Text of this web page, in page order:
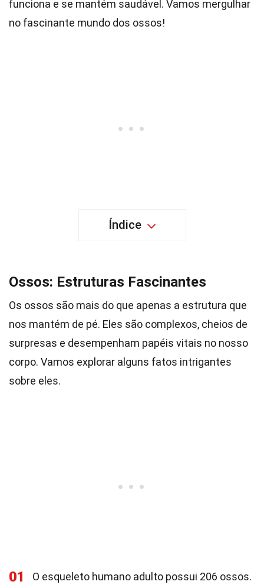
funciona e se mantém saudável. Vamos mergulhar
no fascinante mundo dos ossos!
Índice
Ossos: Estruturas Fascinantes
Os ossos são mais do que apenas a estrutura que
nos mantém de pé. Eles são complexos, cheios de
surpresas e desempenham papéis vitais no nosso
corpo. Vamos explorar alguns fatos intrigantes
sobre eles.
01
O esqueleto humano adulto possui 206 ossos.